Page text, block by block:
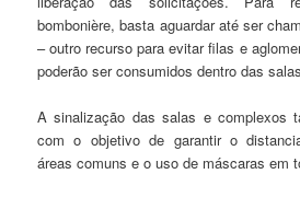
bombonière, basta aguardar até ser
– outro recurso para evitar filas e
poderão ser consumidos dentro das
A sinalização das salas e complexos
com o objetivo de garantir o
áreas comuns e o uso de máscaras em